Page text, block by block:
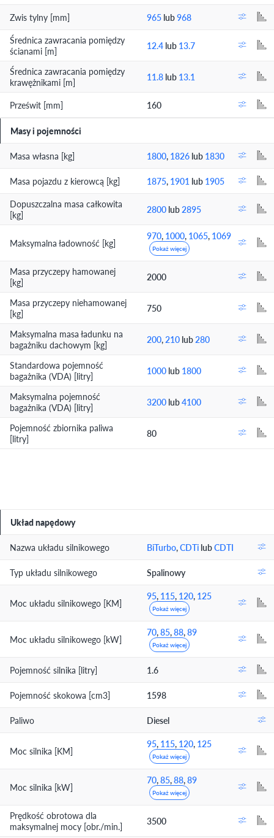
Zwis tylny [mm] 965 lub968
Średnica zawracania pomiędzy
ścianami [m]
12.4 lub 13.7
Średnica zawracania pomiędzy
krawężnikami [m]
11.8 lub 13.1
Prześwit [mm] 160
Masy i pojemności
Masa własna [kg] 1800, 1826 lub 1830
Masa pojazdu z kierowcą [kg] 1875, 1901 lub 1905
Dopuszczalna masa całkowita
[kg]
2800 lub2895
Maksymalna ładowność [kg]
970, 1000, 1065, 1069
Pokaż więcej
Masa przyczepy hamowanej
[kg]
2000
Masa przyczepy niehamowanej
[kg]
750
Maksymalna masa ładunku na
bagażniku dachowym [kg]
200,210 lub280
Standardowa pojemność
bagażnika (VDA) [litry]
1000 lub 1800
Maksymalna pojemność
bagażnika (VDA) [litry]
3200 lub4100
Pojemność zbiornika paliwa
[litry]
80
Układ napędowy
Nazwa układu silnikowego BiTurbo,CDTi lubCDTI
Typ układu silnikowego Spalinowy
Moc układu silnikowego [KM]
95, 115, 120, 125
Pokaż więcej
Moc układu silnikowego [kW]
70,85,88,89
Pokaż więcej
Pojemność silnika [litry] 1.6
Pojemność skokowa [cm3] 1598
Paliwo Diesel
Moc silnika [KM]
95, 115, 120, 125
Pokaż więcej
Moc silnika [kW]
70,85,88,89
Pokaż więcej
Prędkość obrotowa dla
maksymalnej mocy [obr./min.]
3500